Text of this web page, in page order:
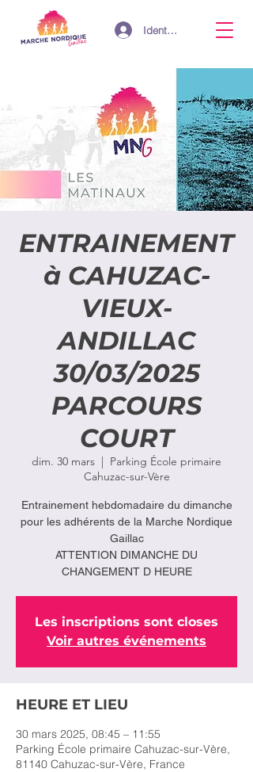
Identifiant
ENTRAINEMENT
à CAHUZAC-
VIEUX-
ANDILLAC
30/03/2025
PARCOURS
COURT
dim. 30 mars
  |
Parking École primaire
Cahuzac-sur-Vère
Entrainement hebdomadaire du dimanche
pour les adhérents de la Marche Nordique
Gaillac
ATTENTION DIMANCHE DU
CHANGEMENT D HEURE
Les inscriptions sont closes
Voir autres événements
HEURE ET LIEU
30 mars 2025, 08:45 – 11:55
Parking École primaire Cahuzac-sur-Vère,
81140 Cahuzac-sur-Vère, France